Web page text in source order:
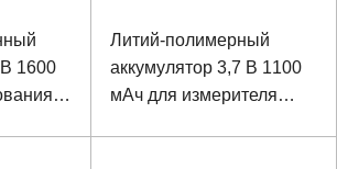
1600
Литий-полимерный
аккумулятор 3,7 В 1100
мАч для измерителя